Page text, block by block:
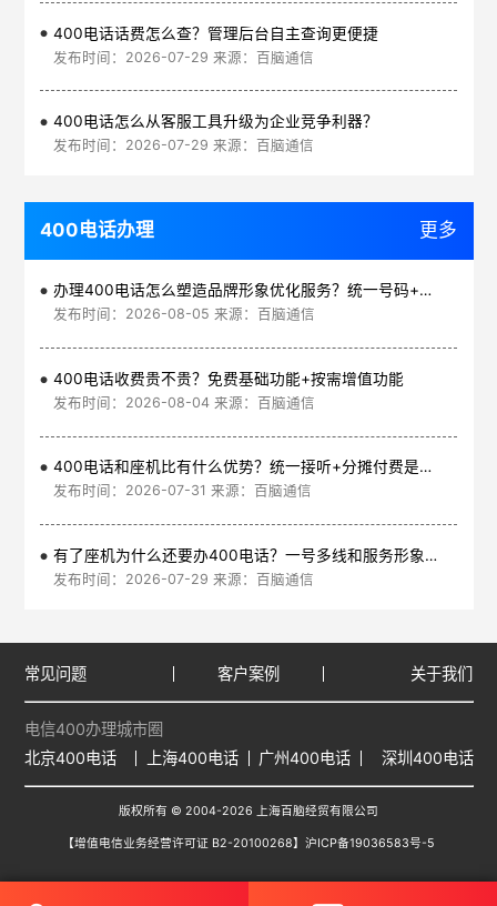
400电话话费怎么查？管理后台自主查询更便捷
发布时间：2026-07-29 来源：百脑通信
400电话怎么从客服工具升级为企业竞争利器？
发布时间：2026-07-29 来源：百脑通信
400电话办理 更多
办理400电话怎么塑造品牌形象优化服务？统一号码+智能管理平台
发布时间：2026-08-05 来源：百脑通信
400电话收费贵不贵？免费基础功能+按需增值功能
发布时间：2026-08-04 来源：百脑通信
400电话和座机比有什么优势？统一接听+分摊付费是核心
发布时间：2026-07-31 来源：百脑通信
有了座机为什么还要办400电话？一号多线和服务形象是核心
发布时间：2026-07-29 来源：百脑通信
常见问题 客户案例 关于我们
电信400办理城市圈
北京400电话
上海400电话 广州400电话 深圳400电话
版权所有 © 2004-2026 上海百脑经贸有限公司
【增值电信业务经营许可证 B2-20100268】 沪ICP备19036583号-5